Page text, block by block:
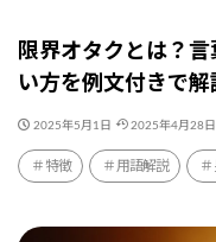
限界オタクとは？
い方を例文付きで解
2025年5月1日 2025年4月28日
特徴 用語解説